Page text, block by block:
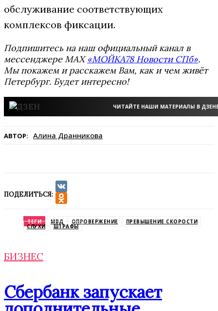
обслуживание соответствующих
комплексов фиксации.
Подпишитесь на наш официальный канал в
мессенджере MAX«МОЙКА78 Новости СПб».
Мы покажем и расскажем Вам, как и чем живёт
Петербург. Будет интересно!
ЧИТАЙТЕ НАШИ МАТЕРИАЛЫ В
АВТОР: Алина Дранникова
ПОДЕЛИТЬСЯ:
VK
ТЕГИ МВД ОПРОВЕРЖЕНИЕ ПРЕВЫШЕНИЕ СКОРОСТИ
СЛУХИ ШТРАФЫ
БИЗНЕС
Сбербанк запускает